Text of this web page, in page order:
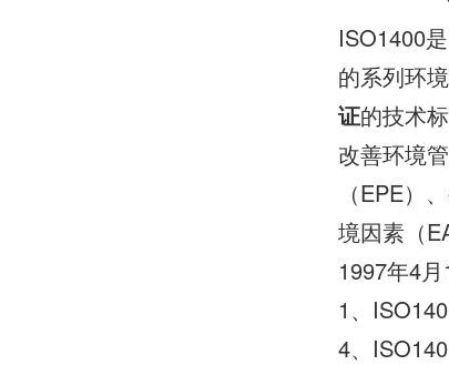
ISO1400
的系列环
证的技术
改善环境
（EPE）
境因素（
1997年4
1、
4、ISO140